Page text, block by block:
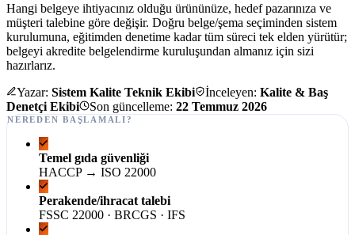
Hangi belgeye ihtiyacınız olduğu ürününüze, hedef pazarınıza ve
müşteri talebine göre değişir. Doğru belge/şema seçiminden sistem
kurulumuna, eğitimden denetime kadar tüm süreci tek elden yürütür;
belgeyi akredite belgelendirme kuruluşundan almanız için sizi
hazırlarız.
Yazar: Sistem Kalite Teknik Ekibi İnceleyen: Kalite & Baş
Denetçi Ekibi
Son güncelleme: 22 Temmuz 2026
NEREDEN BAŞLAMALI?
Temel gıda güvenliği
HACCP → ISO 22000
Perakende/ihracat talebi
FSSC 22000 · BRCGS · IFS